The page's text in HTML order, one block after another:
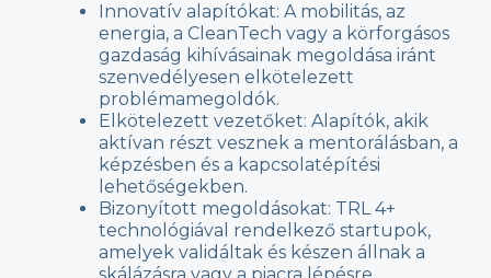
Innovatív alapítókat: A mobilitás, az
energia, a CleanTech vagy a körforgásos
gazdaság kihívásainak megoldása iránt
szenvedélyesen elkötelezett
problémamegoldók.
Elkötelezett vezetőket: Alapítók, akik
aktívan részt vesznek a mentorálásban, a
képzésben és a kapcsolatépítési
lehetőségekben.
Bizonyított megoldásokat: TRL 4+
technológiával rendelkező startupok,
amelyek validáltak és készen állnak a